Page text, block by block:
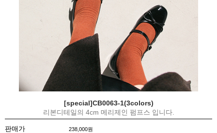
[special]CB0063-1(3colors)
리본디테일의 4cm 메리제인 펌프스 입니다.
판매가 238,000원